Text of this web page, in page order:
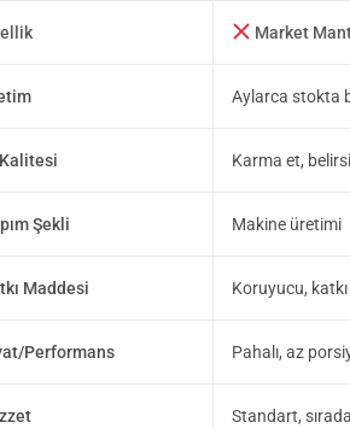
Market
Aylarca stokta
Karma et,
Şekli Makine üretimi
Maddesi Koruyucu,
Performans Pahalı, az
Standart,